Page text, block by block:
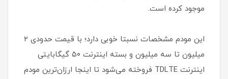
موجود کرده است.
این مودم مشخصات نسبتا خوبی دارد؛ با قیمت حدودی ۲
میلیون تا سه میلیون و بسته اینترنت ۵۰ گیگابایتی
اینترنت TDLTE فروخته می‌شود تا اینجا ارزان‌ترین مودم